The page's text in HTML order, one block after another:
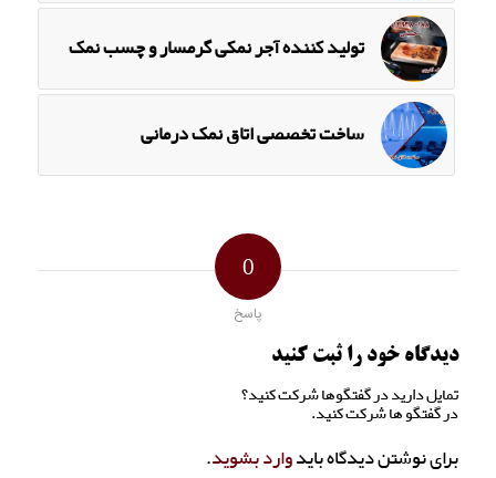
تولید کننده آجر نمکی گرمسار و چسب نمک
ساخت تخصصی اتاق نمک درمانی
0
پاسخ
دیدگاه خود را ثبت کنید
تمایل دارید در گفتگوها شرکت کنید؟
در گفتگو ها شرکت کنید.
برای نوشتن دیدگاه بایدوارد بشوید.